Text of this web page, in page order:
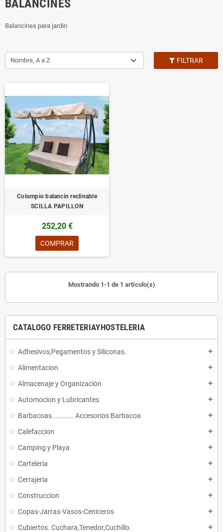
CATALOGO FERRETERIAYHOSTELERIA
Adhesivos,Pegamentos y Siliconas. add
Alimentacion add
Almacenaje y Organización add
Automocion y Lubricantes add
Barbacoas........... Accesorios Barbacoa add
Calefaccion add
Camping y Playa add
Carteleria add
Cerrajeria add
Construccion add
Copas-Jarras-Vasos-Ceniceros add
Cubiertos. Cuchara,Tenedor,Cuchillo. add
BALANCINES
Balancines para jardin
Nombre, A a Z FILTRAR
Columpio balancin reclinable
SCILLA PAPILLON
252,20 €
COMPRAR
Mostrando 1-1 de 1 artículo(s)